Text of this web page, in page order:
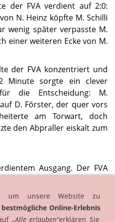
der FVA verdient auf 2:0:
N. Heinz köpfte M. Schilli
wenig später verpasste M.
einer weiteren Ecke von M.
der FVA konzentriert und
Minute sorgte ein clever
die Entscheidung: M.
D. Förster, der quer vors
am Torwart, doch
den Abpraller eiskalt zum
Ausgang. Der FVA
zweiten Halbzeit eiskalt.
die am Ende
führte.
um unsere Website zu
bestmögliche Online-Erlebnis
„Alle erlauben“erklären Sie